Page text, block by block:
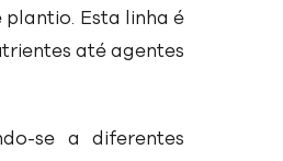
Esta linha é
até agentes
se a diferentes